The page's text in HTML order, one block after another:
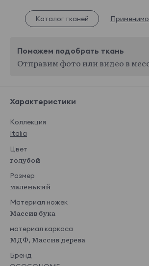
Каталог тканей
Поможем подобрать ткань
Отправим фото или видео в
Характеристики
Коллекция
Italia
Цвет
голубой
Размер
маленький
Материал ножек
Массив бука
материал каркаса
МДФ, Массив дерева
Бренд